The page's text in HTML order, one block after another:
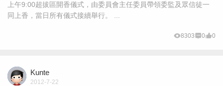
上午9:00超拔區開香儀式，由委員會主任委員帶領委監及眾信徒一
同上香，當日所有儀式接續舉行。 ...
8303 0 0
Kunte
2012-7-22